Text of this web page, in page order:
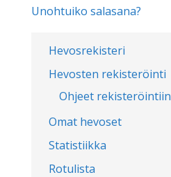
Hevosrekisteri
Hevosten rekisteröinti
Ohjeet rekisteröintiin
Omat hevoset
Statistiikka
Rotulista
Unohtuiko salasana?